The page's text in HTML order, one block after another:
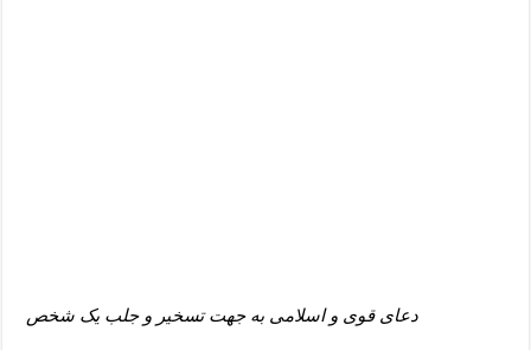
دعای قوی و اسلامی به جهت تسخیر و جلب یک شخص